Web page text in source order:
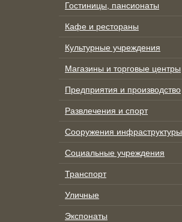
Гостиницы, пансионаты
Кафе и рестораны
Культурные учреждения
Магазины и торговые центры
Предприятия и производство
Развлечения и спорт
Сооружения инфраструктуры
Социальные учреждения
Транспорт
Уличные
Экспонаты